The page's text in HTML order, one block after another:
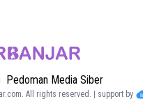
Pedoman Media Siber
. All rights reserved. | support by